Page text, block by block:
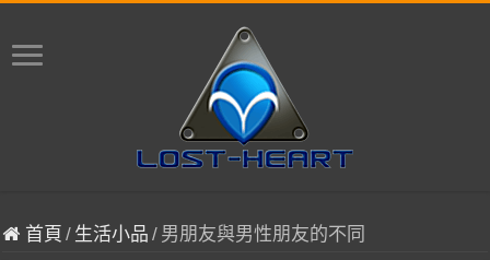
首頁 / 生活小品 / 男朋友與男性朋友的不同